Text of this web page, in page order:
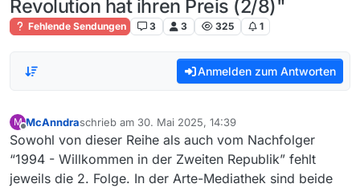
Revolution hat ihren Preis (2/8)"
Fehlende Sendungen 3 3 325 1
Anmelden zum Antworten
M
Offline
McAnndraschrieb am 30. Mai 2025, 14:39
zuletzt editiert von
Sowohl von dieser Reihe als auch vom Nachfolger
“1994 - Willkommen in der Zweiten Republik” fehlt
jeweils die 2. Folge. In der Arte-Mediathek sind beide